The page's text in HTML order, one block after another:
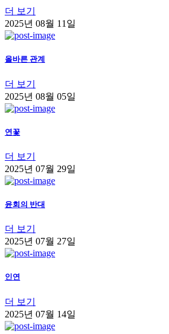
더 보기
2025년 08월 11일
올바른 관계
더 보기
2025년 08월 05일
연꽃
더 보기
2025년 07월 29일
윤회의 반대
더 보기
2025년 07월 27일
인연
더 보기
2025년 07월 14일